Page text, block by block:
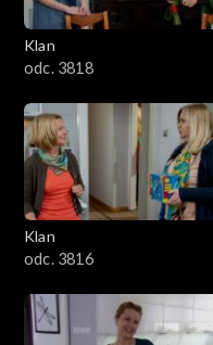
Klan
odc. 3818
Klan
odc. 3816